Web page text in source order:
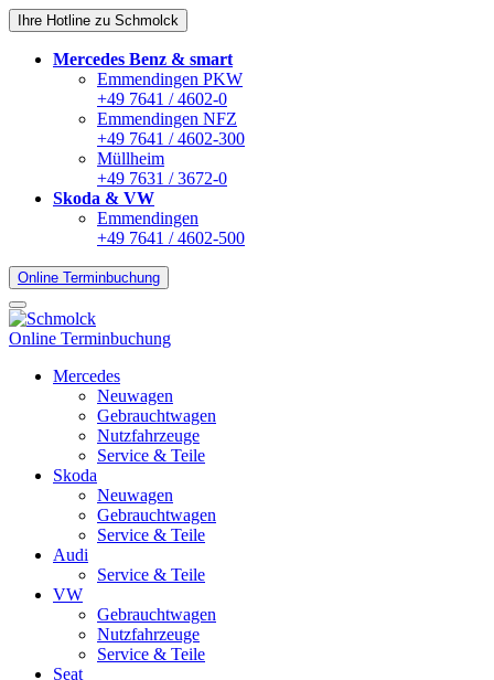
Ihre Hotline zu Schmolck
Mercedes Benz & smart
Emmendingen PKW
+49 7641 / 4602-0
Emmendingen NFZ
+49 7641 / 4602-300
Müllheim
+49 7631 / 3672-0
Skoda & VW
Emmendingen
+49 7641 / 4602-500
Online Terminbuchung
Online Terminbuchung
Mercedes
Neuwagen
Gebrauchtwagen
Nutzfahrzeuge
Service & Teile
Skoda
Neuwagen
Gebrauchtwagen
Service & Teile
Audi
Service & Teile
VW
Gebrauchtwagen
Nutzfahrzeuge
Service & Teile
Seat